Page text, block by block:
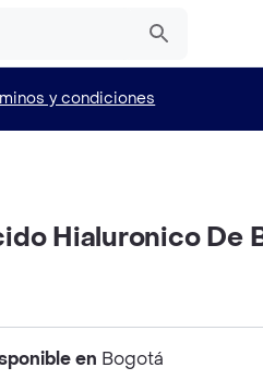
y condiciones
Hialuronico De
en Bogotá